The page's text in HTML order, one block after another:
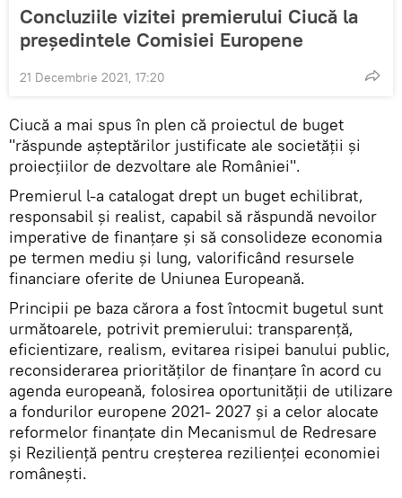
Concluziile vizitei premierului Ciucă la
președintele Comisiei Europene
21 Decembrie 2021, 17:20
Ciucă a mai spus în plen că proiectul de buget
"răspunde aşteptărilor justificate ale societăţii şi
proiecţiilor de dezvoltare ale României".
Premierul l-a catalogat drept un buget echilibrat,
responsabil şi realist, capabil să răspundă nevoilor
imperative de finanţare şi să consolideze economia
pe termen mediu şi lung, valorificând resursele
financiare oferite de Uniunea Europeană.
Principii pe baza cărora a fost întocmit bugetul sunt
următoarele, potrivit premierului: transparenţă,
eficientizare, realism, evitarea risipei banului public,
reconsiderarea priorităţilor de finanţare în acord cu
agenda europeană, folosirea oportunităţii de utilizare
a fondurilor europene 2021- 2027 şi a celor alocate
reformelor finanţate din Mecanismul de Redresare
şi Rezilienţă pentru creşterea rezilienţei economiei
româneşti.